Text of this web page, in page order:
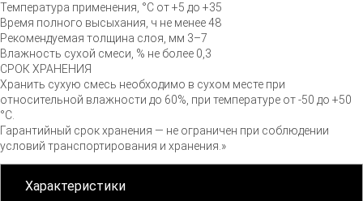
Температура применения, °С от +5 до +35
Время полного высыхания, ч не менее 48
Рекомендуемая толщина слоя, мм 3–7
Влажность сухой смеси, % не более 0,3
СРОК ХРАНЕНИЯ
Хранить сухую смесь необходимо в сухом месте при
относительной влажности до 60%, при температуре от -50 до +50
°С.
Гарантийный срок хранения — не ограничен при соблюдении
условий транспортирования и хранения.»
Характеристики